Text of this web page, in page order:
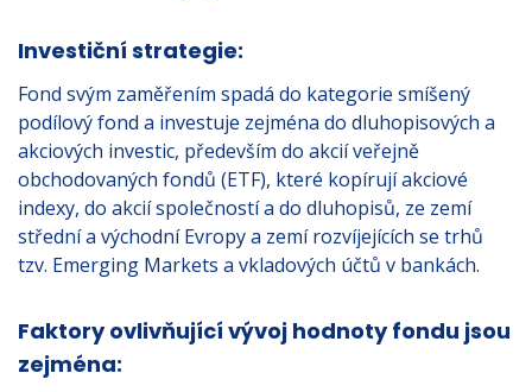
Investiční strategie:
Fond svým zaměřením spadá do kategorie smíšený
podílový fond a investuje zejména do dluhopisových a
akciových investic, především do akcií veřejně
obchodovaných fondů (ETF), které kopírují akciové
indexy, do akcií společností a do dluhopisů, ze zemí
střední a východní Evropy a zemí rozvíjejících se trhů
tzv. Emerging Markets a vkladových účtů v bankách.
Faktory ovlivňující vývoj hodnoty fondu jsou
zejména: